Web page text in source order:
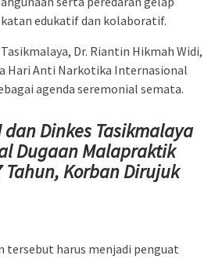
edukatif dan kolaboratif.
Dr. Riantin Hikmah Widi,
Hari Anti Narkotika Internasional
agenda seremonial semata.
dan Dinkes Tasikmalaya
Dugaan Malapraktik
Korban Dirujuk
tersebut harus menjadi penguat